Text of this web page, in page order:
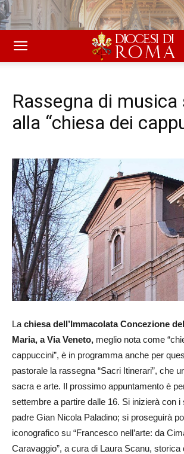
Rassegna di musica
alla “chiesa dei
La chiesa dell’Immacolata Concezione
Maria, a Via Veneto, meglio nota come
cappuccini”, è in programma anche per
pastorale la rassegna “Sacri Itinerari”, che
sacra e arte. Il prossimo appuntamento è
settembre a partire dalle 16. Si inizierà con i
padre Gian Nicola Paladino; si proseguirà
iconografico su “Francesco nell’arte: da
Caravaggio”, a cura di Laura Scanu, storica